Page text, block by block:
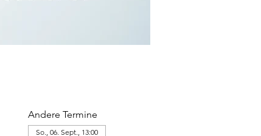
Andere Termine
So., 06. Sept., 13:00